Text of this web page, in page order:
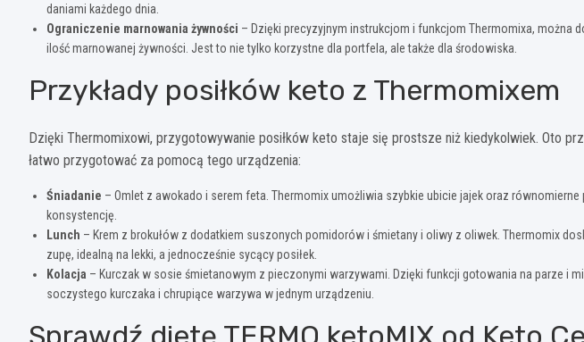
daniami każdego dnia.
Ograniczenie marnowania żywności – Dzięki precyzyjnym instrukcjom i funkcjom Thermomixa, można
ilość marnowanej żywności. Jest to nie tylko korzystne dla portfela, ale także dla środowiska.
Przykłady posiłków keto z Thermomixem
Dzięki Thermomixowi, przygotowywanie posiłków keto staje się prostsze niż kiedykolwiek. Oto
łatwo przygotować za pomocą tego urządzenia:
Śniadanie – Omlet z awokado i serem feta. Thermomix umożliwia szybkie ubicie jajek oraz równomierne
konsystencję.
Lunch – Krem z brokułów z dodatkiem suszonych pomidorów i śmietany i oliwy z oliwek. Thermomix
zupę, idealną na lekki, a jednocześnie sycący posiłek.
Kolacja – Kurczak w sosie śmietanowym z pieczonymi warzywami. Dzięki funkcji gotowania na parze i
soczystego kurczaka i chrupiące warzywa w jednym urządzeniu.